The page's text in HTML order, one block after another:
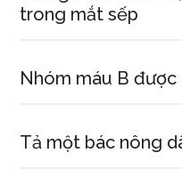
trong mắt sếp
Nhóm máu B được
Tả một bác nông